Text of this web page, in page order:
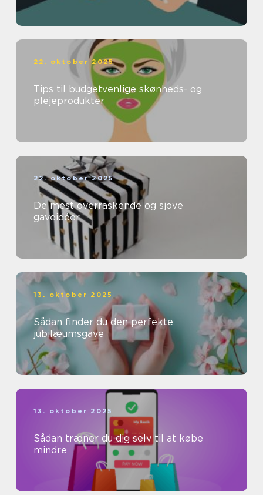
22. oktober 2025
Tips til budgetvenlige skønheds- og
plejeprodukter
22. oktober 2025
De mest overraskende og sjove
gaveidéer
13. oktober 2025
Sådan finder du den perfekte
jubilæumsgave
13. oktober 2025
Sådan træner du dig selv til at købe
mindre